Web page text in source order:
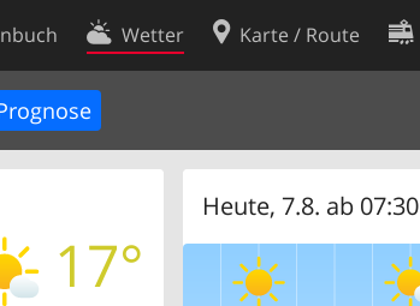
Wetter Karte / Route
17°
Heute, 7.8. ab 07:30
Kontakt
Nutzungsbedingungen